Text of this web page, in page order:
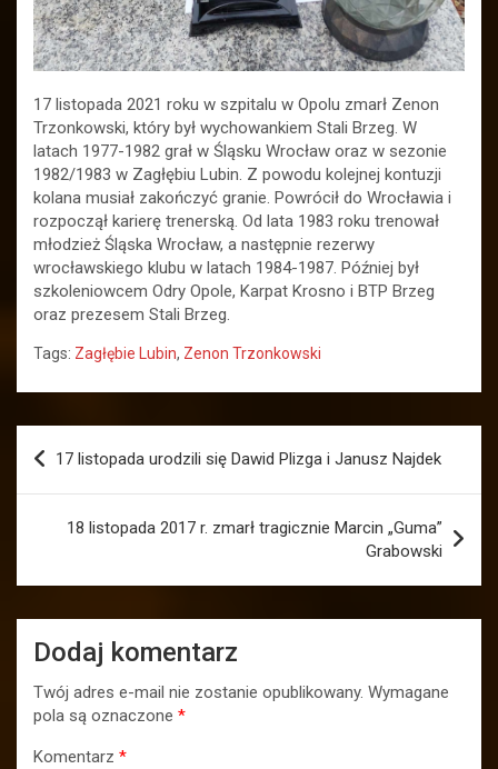
17 listopada 2021 roku w szpitalu w Opolu zmarł Zenon
Trzonkowski, który był wychowankiem Stali Brzeg. W
latach 1977-1982 grał w Śląsku Wrocław oraz w sezonie
1982/1983 w Zagłębiu Lubin. Z powodu kolejnej kontuzji
kolana musiał zakończyć granie. Powrócił do Wrocławia i
rozpoczął karierę trenerską. Od lata 1983 roku trenował
młodzież Śląska Wrocław, a następnie rezerwy
wrocławskiego klubu w latach 1984-1987. Później był
szkoleniowcem Odry Opole, Karpat Krosno i BTP Brzeg
oraz prezesem Stali Brzeg.
Tags: Zagłębie Lubin, Zenon Trzonkowski
Nawigacja
wpisu
17 listopada urodzili się Dawid Plizga i Janusz Najdek
18 listopada 2017 r. zmarł tragicznie Marcin „Guma”
Grabowski
Dodaj komentarz
Twój adres e-mail nie zostanie opublikowany. Wymagane
pola są oznaczone *
Komentarz *